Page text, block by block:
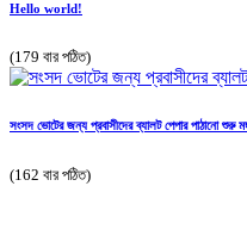
Hello world!
(179 বার পঠিত)
সংসদ ভোটের জন্য প্রবাসীদের ব্যালট পেপার পাঠানো শুরু
(162 বার পঠিত)